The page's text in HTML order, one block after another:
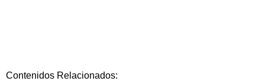
Contenidos Relacionados: